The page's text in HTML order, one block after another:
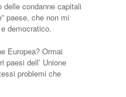
delle condanne capitali
paese, che non mi
democratico.
Europea? Ormai
paesi dell’ Unione
problemi che